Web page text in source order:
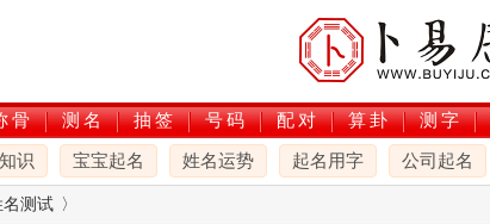
骨 测名 抽签 号码 配对 算卦 测字
识 宝宝起名 姓名运势 起名用字 公司起名
名测试 〉